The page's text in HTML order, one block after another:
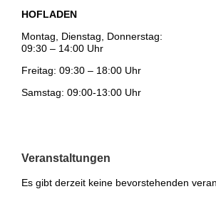
HOFLADEN
Montag, Dienstag, Donnerstag:
09:30 – 14:00 Uhr
Freitag: 09:30 – 18:00 Uhr
Samstag: 09:00-13:00 Uhr
Veranstaltungen
Es gibt derzeit keine bevorstehenden